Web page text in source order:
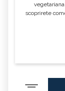
scoprirete